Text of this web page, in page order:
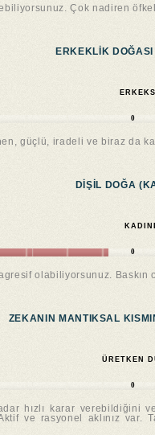
Çok nadiren
ERKEKLIK
0
güçlü, iradeli ve biraz da
DIŞIL DOĞA
0
olabiliyorsunuz. Baskın
ZEKANIN MANTIKSAL
ÜRETKEN
0
hızlı karar
ve rasyonel aklınız